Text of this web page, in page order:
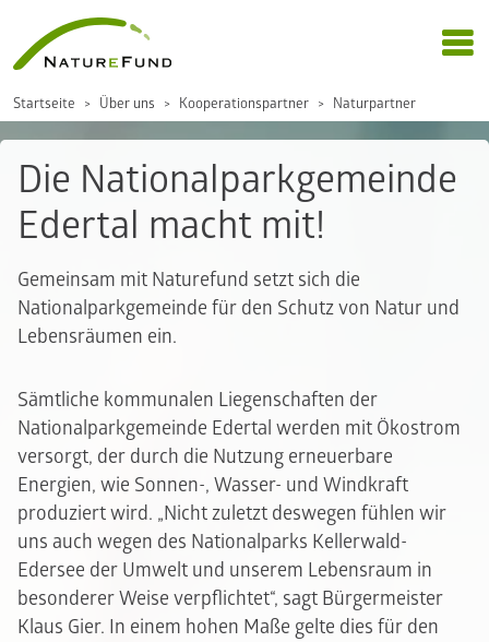
Startseite Über uns Kooperationspartner Naturpartner
Die Nationalparkgemeinde
Edertal macht mit!
Gemeinsam mit Naturefund setzt sich die
Nationalparkgemeinde für den Schutz von Natur und
Lebensräumen ein.
Sämtliche kommunalen Liegenschaften der
Nationalparkgemeinde Edertal werden mit Ökostrom
versorgt, der durch die Nutzung erneuerbare
Energien, wie Sonnen-, Wasser- und Windkraft
produziert wird. „Nicht zuletzt deswegen fühlen wir
uns auch wegen des Nationalparks Kellerwald-
Edersee der Umwelt und unserem Lebensraum in
besonderer Weise verpflichtet“, sagt Bürgermeister
Klaus Gier. In einem hohen Maße gelte dies für den